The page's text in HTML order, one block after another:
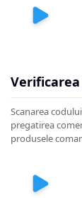
Scanarea
pregatirea
produsele